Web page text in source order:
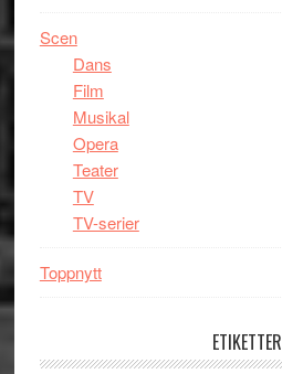
Scen
Dans
Film
Musikal
Opera
Teater
TV
TV-serier
Toppnytt
ETIKETTER